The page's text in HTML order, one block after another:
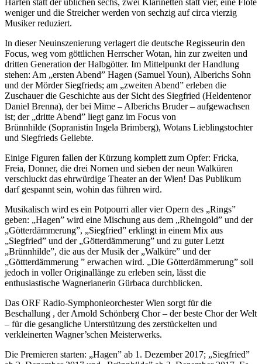
weniger und die Streicher werden von sechzig auf circa vierzig
Musiker reduziert.
In dieser Neuinszenierung verlagert die deutsche Regisseurin den
Focus, weg vom göttlichen Herrscher Wotan, hin zur zweiten und
dritten Generation der Halbgötter. Im Mittelpunkt der Handlung
stehen: Am „ersten Abend” Hagen (Samuel Youn), Alberichs Sohn
und der Mörder Siegfrieds; am „zweiten Abend” erleben die
Zuschauer die Geschichte aus der Sicht des Siegfried (Heldentenor
Daniel Brenna), der bei Mime – Alberichs Bruder – aufgewachsen
ist; der „dritte Abend” liegt ganz im Focus von
Brünnhilde (Sopranistin Ingela Brimberg), Wotans Lieblingstochter
und Siegfrieds Geliebte.
Einige Figuren fallen der Kürzung komplett zum Opfer: Fricka,
Freia, Donner, die drei Nornen und sieben der neun Walküren
verschluckt das ehrwürdige Theater an der Wien! Das Publikum
darf gespannt sein, wohin das führen wird.
Musikalisch wird es ein Potpourri aller vier Opern des „Rings”
geben: „Hagen” wird eine Mischung aus dem „Rheingold” und der
„Götterdämmerung”, „Siegfried” erklingt in einem Mix aus
„Siegfried” und der „Götterdämmerung” und zu guter Letzt
„Brünnhilde”, die aus der Musik der „Walküre” und der
„Göttterdämmerung ” erwachen wird. „Die Götterdämmerung” soll
jedoch in voller Originallänge zu erleben sein, lässt die
enthusiastische Wagnerianerin Gürbaca durchblicken.
Das ORF Radio-Symphonieorchester Wien sorgt für die
Beschallung , der Arnold Schönberg Chor – der beste Chor der Welt
– für die gesangliche Unterstützung des zerstückelten und
verkleinerten Wagner’schen Meisterwerks.
Die Premieren starten: „Hagen” ab 1. Dezember 2017; „Siegfried”